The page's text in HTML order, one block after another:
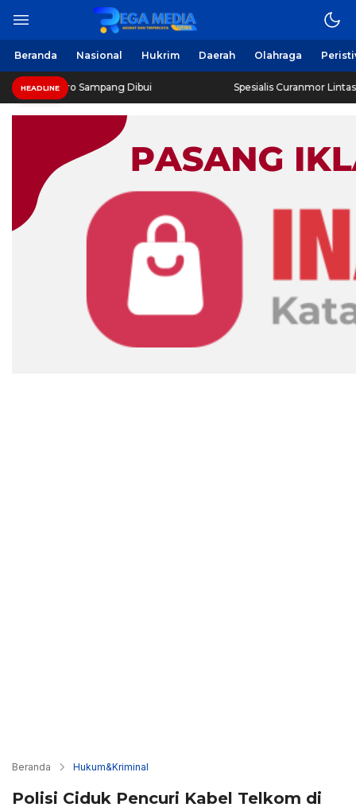
Beranda Nasional Hukrim Daerah Olahraga
HEADLINE
Sampang Dibui Spesialis Curanmor Lintas Daerah
Beranda Hukum&Kriminal
Polisi Ciduk Pencuri Kabel Telkom di